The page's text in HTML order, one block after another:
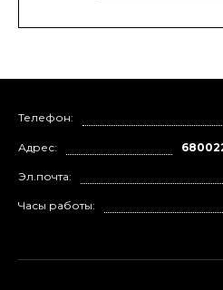
Телефон:
Адрес:
Эл.почта:
Часы работы: